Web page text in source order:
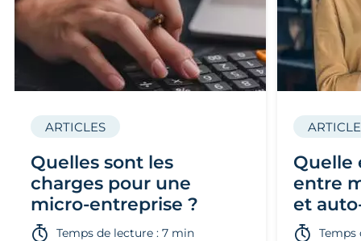
Quelles sont les
charges pour une
micro-entreprise ?
ARTICLES
Temps de lecture : 7 min
Quelle
entre
et
Temps